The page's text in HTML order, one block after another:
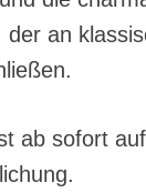
an
ab sofort auf